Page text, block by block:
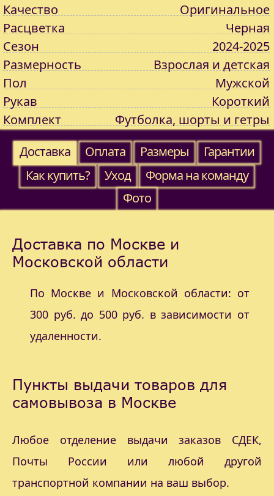
Качество
Оригинальное
Расцветка
Черная
Сезон
2024-2025
Размерность
Взрослая и детская
Пол
Мужской
Рукав
Короткий
Комплект
Футболка, шорты и гетры
Доставка
Оплата Размеры
Гарантии
Как купить?
Уход
Форма на команду
Фото
Доставка по Москве и
Московской области
По Москве и Московской области: от
300 руб. до 500 руб. в зависимости от
удаленности.
Пункты выдачи товаров для
самовывоза в Москве
Любое отделение выдачи заказов СДЕК,
Почты России или любой другой
транспортной компании на ваш выбор.